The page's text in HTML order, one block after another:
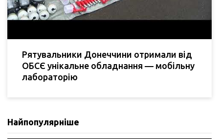
Рятувальники Донеччини отримали від
ОБСЄ унікальне обладнання — мобільну
лабораторію
Найпопулярніше